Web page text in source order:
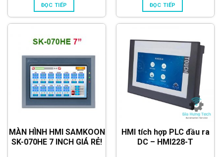
ĐỌC TIẾP ĐỌC TIẾP
MÀN HÌNH HMI SAMKOON
SK-070HE 7 INCH GIÁ RẺ!
HMI tích hợp PLC đầu ra
DC – HMI228-T